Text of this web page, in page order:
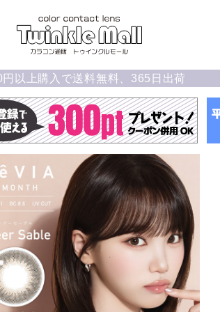
円以上購入で送料無料、365日出荷